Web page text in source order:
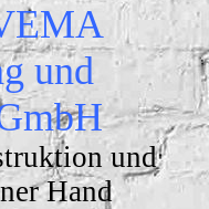
und
und
Hand